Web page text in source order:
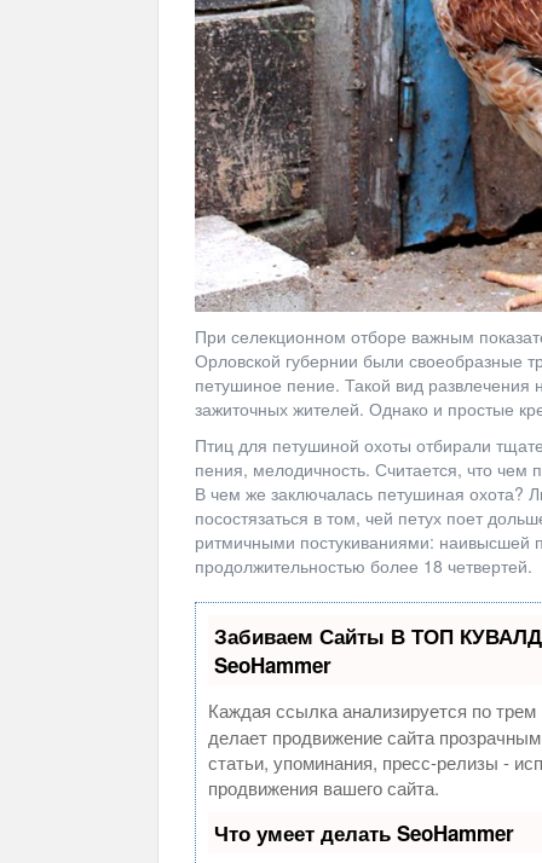
При селекционном отборе важным
Орловской губернии были своеобразные
петушиное пение. Такой вид развлечения
зажиточных жителей. Однако и простые
Птиц для петушиной охоты отбирали
пения, мелодичность. Считается, что чем
В чем же заключалась петушиная охота?
посостязаться в том, чей петух поет
ритмичными постукиваниями: наивысшей
продолжительностью более 18 четвертей.
Забиваем Сайты В ТОП
SeoHammer
Каждая ссылка анализируется по
делает продвижение сайта
статьи, упоминания, пресс-релизы -
продвижения вашего сайта.
Что умеет делать SeoHammer